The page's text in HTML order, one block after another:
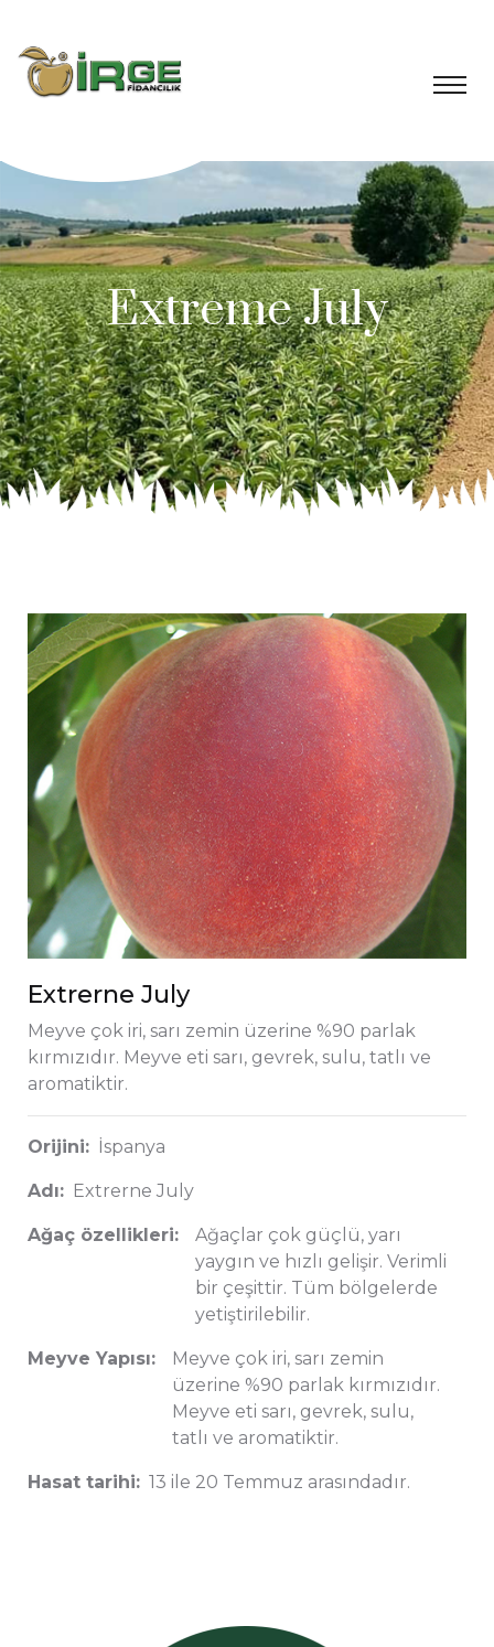
Extreme July
Extrerne July
Meyve çok iri, sarı zemin üzerine %90 parlak
kırmızıdır. Meyve eti sarı, gevrek, sulu, tatlı ve
aromatiktir.
Orijini: İspanya
Adı: Extrerne July
Ağaç özellikleri:
Ağaçlar çok güçlü, yarı
yaygın ve hızlı gelişir. Verimli
bir çeşittir. Tüm bölgelerde
yetiştirilebilir.
Meyve Yapısı:
Meyve çok iri, sarı zemin
üzerine %90 parlak kırmızıdır.
Meyve eti sarı, gevrek, sulu,
tatlı ve aromatiktir.
Hasat tarihi: 13 ile 20 Temmuz arasındadır.